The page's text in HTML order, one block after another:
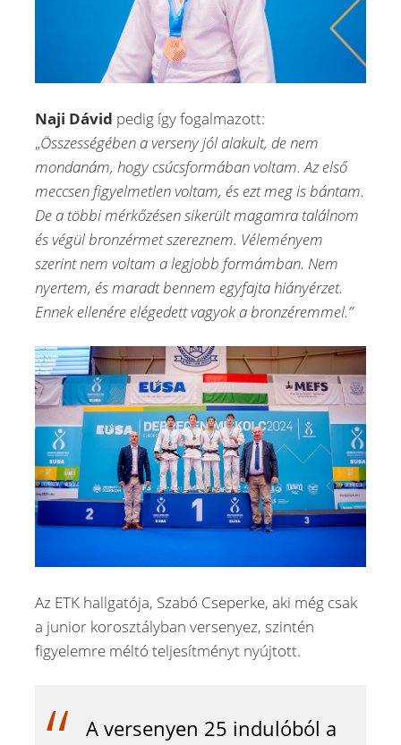
Naji Dávid pedig így fogalmazott:
„Összességében a verseny jól alakult, de nem
mondanám, hogy csúcsformában voltam. Az első
meccsen figyelmetlen voltam, és ezt meg is bántam.
De a többi mérkőzésen sikerült magamra találnom
és végül bronzérmet szereznem. Véleményem
szerint nem voltam a legjobb formámban. Nem
nyertem, és maradt bennem egyfajta hiányérzet.
Ennek ellenére elégedett vagyok a bronzéremmel.”
Az ETK hallgatója, Szabó Cseperke, aki még csak
a junior korosztályban versenyez, szintén
figyelemre méltó teljesítményt nyújtott.
A versenyen 25 indulóból a